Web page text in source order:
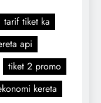
tarif tiket ka
api
tiket 2 promo
kereta